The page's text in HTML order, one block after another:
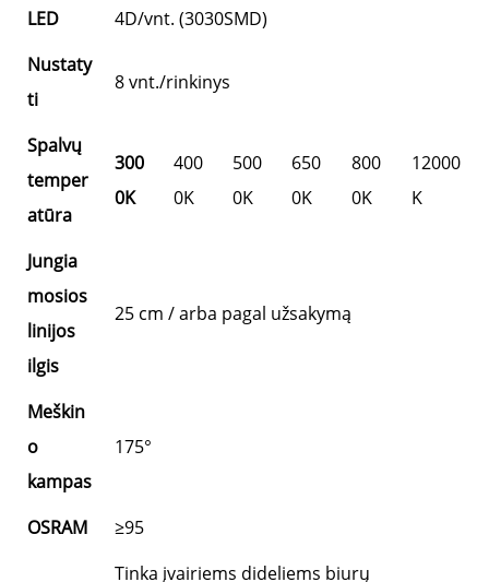
LED
4D/vnt. (3030SMD)
Nustaty
ti
8 vnt./rinkinys
Spalvų
temper
atūra
300
0K
400
0K
500
0K
650
0K
800
0K
12000
K
Jungia
mosios
linijos
ilgis
25 cm / arba pagal užsakymą
Meškin
o
kampas
175°
OSRAM ≥95
Tinka įvairiems dideliems biurų